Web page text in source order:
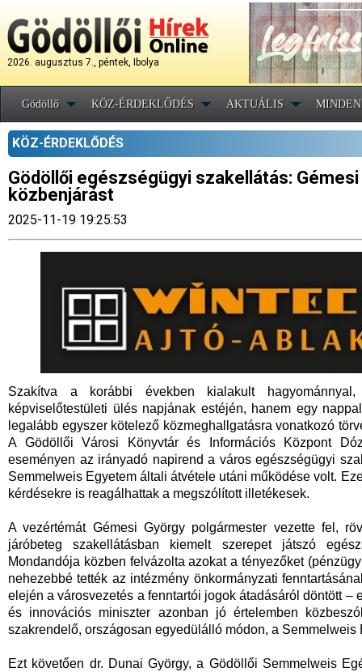
2026. augusztus 7., péntek, Ibolya
Gödöllő KÖZ-ÉRDEKLŐDÉS AKTUÁLIS
KÖZ-ÉRDEKLŐDÉS
Gödöllői egészségügyi szakellátás:
közbenjárást
2025-11-19 19:25:53
Szakítva a korábbi években kialakult
képviselőtestületi ülés napjának estéjén, hanem egy
legalább egyszer kötelező közmeghallgatásra vonatkozó
A Gödöllői Városi Könyvtár és Információs Központ
eseményen az irányadó napirend a város egészségügyi
Semmelweis Egyetem általi átvétele utáni működése volt.
kérdésekre is reagálhattak a megszólított illetékesek.
A vezértémát Gémesi György polgármester vezette fel,
járóbeteg szakellátásban kiemelt szerepet játszó
Mondandója közben felvázolta azokat a tényezőket
nehezebbé tették az intézmény önkormányzati
elején a városvezetés a fenntartói jogok átadásáról döntött
és innovációs miniszter azonban jó értelemben
szakrendelő, országosan egyedülálló módon, a Semmelweis
Ezt követően dr. Dunai György, a Gödöllői Semmelweis